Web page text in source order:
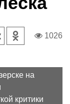
1026
на
критики